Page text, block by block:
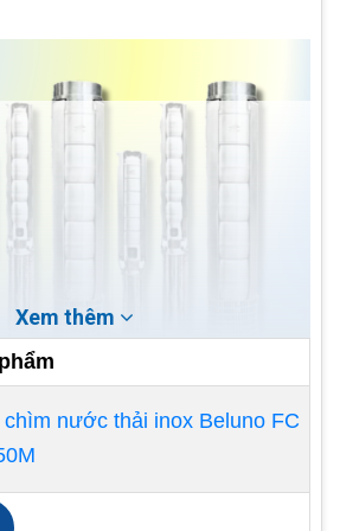
đầu bằng việc đặt máy bơm
đó kết nối với ống dẫn nước.
lắp đặt ở vị trí thuận lợi để
hoạt động của máy bơm.
Xem thêm
nước thải inox Beluno FC